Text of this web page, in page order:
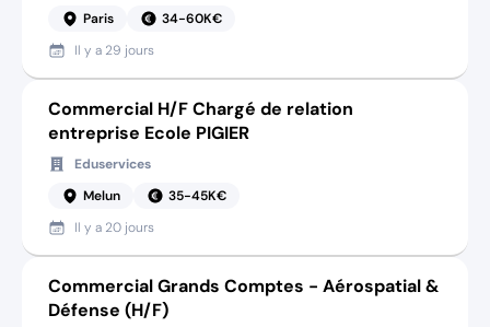
Paris
34-60K€
Il y a 29 jours
Commercial H/F Chargé de relation
entreprise Ecole PIGIER
Eduservices
Melun
35-45K€
Il y a 20 jours
Commercial Grands Comptes - Aérospatial &
Défense (H/F)